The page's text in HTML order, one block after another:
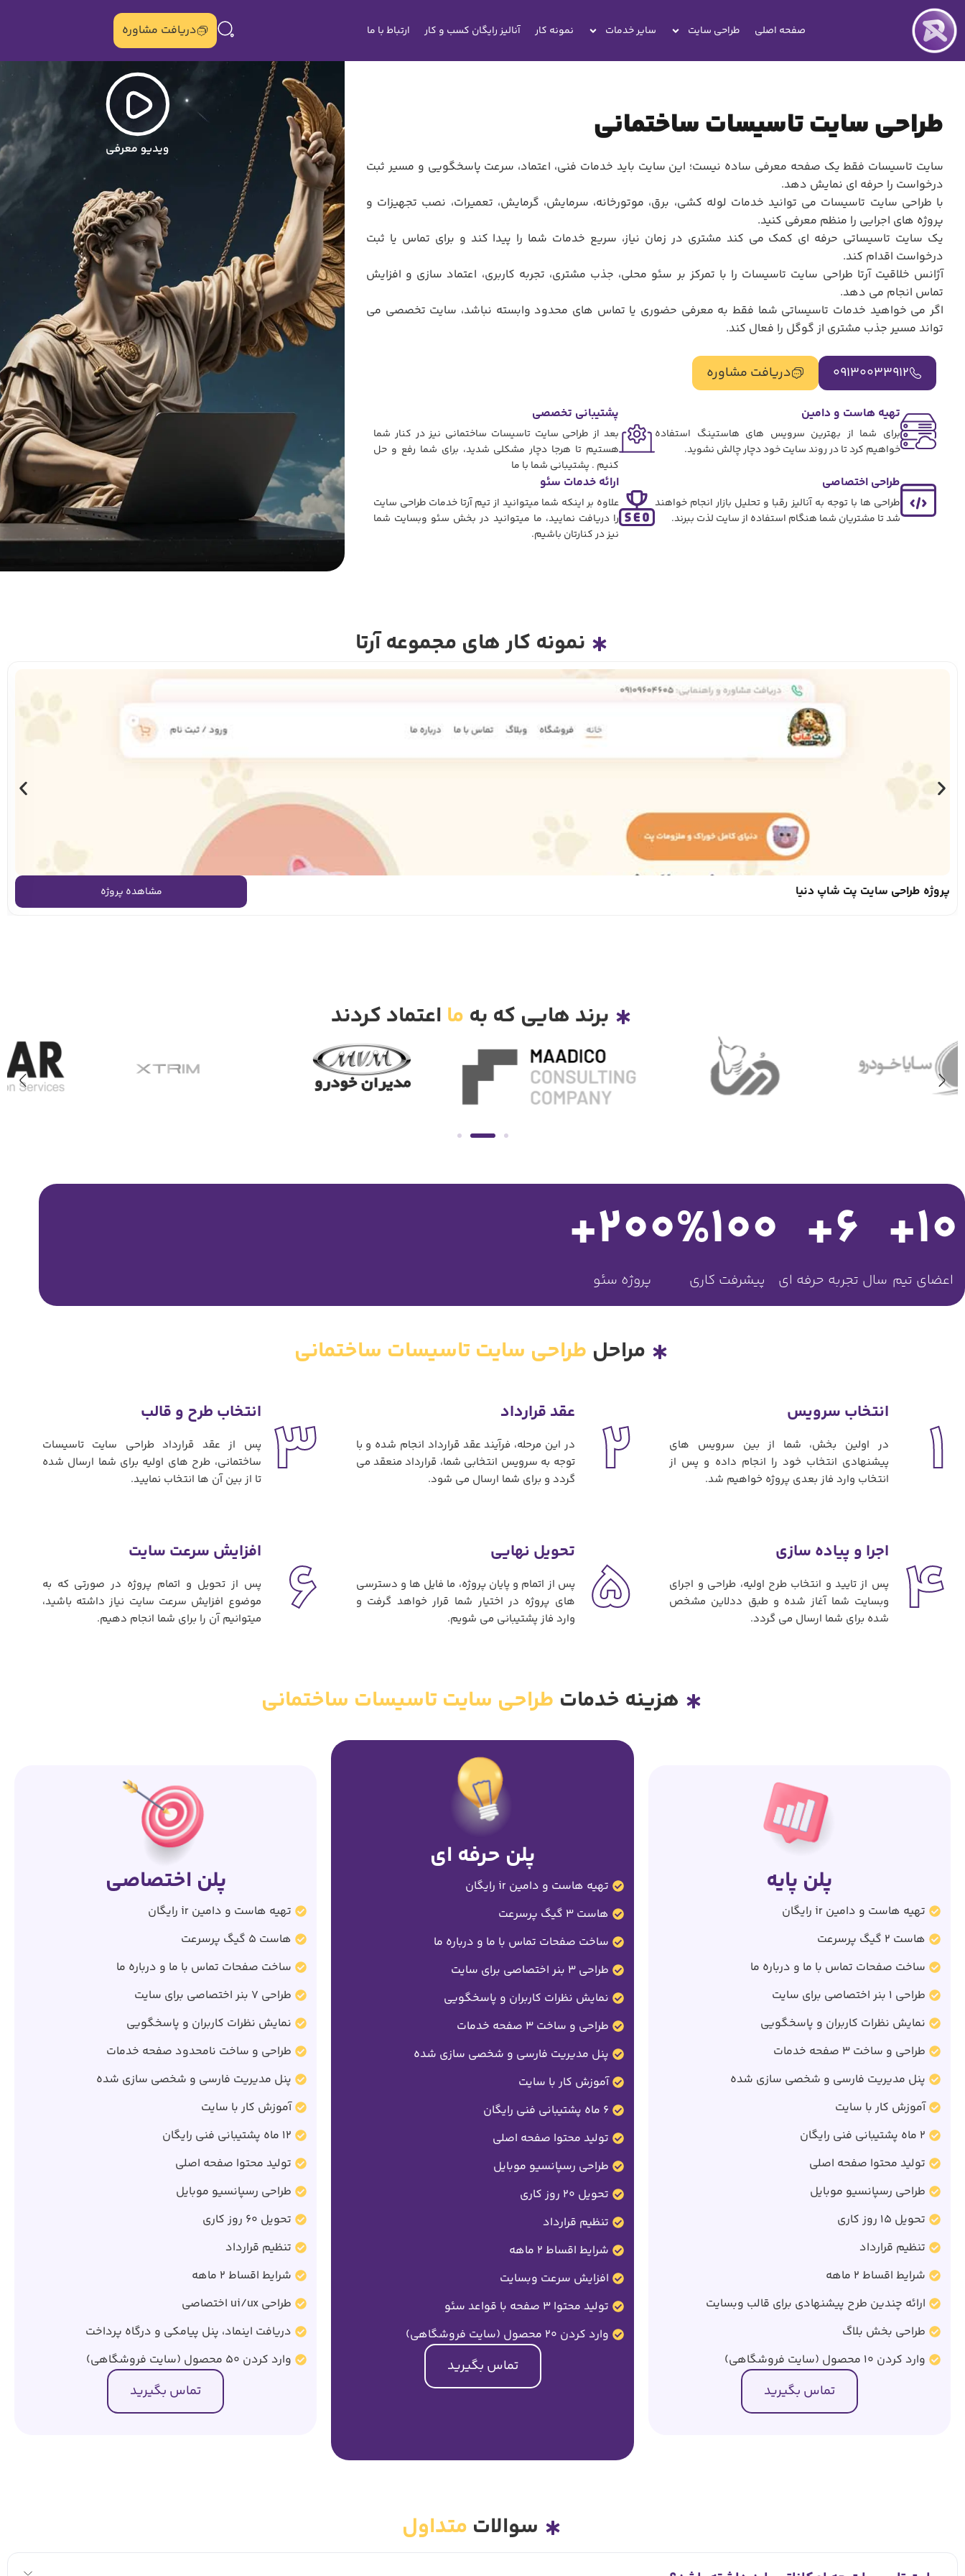
صفحه اصلی طراحی سایت سایر خدمات نمونه کار آنالیز رایگان کسب و کار ارتباط با ما دریافت مشاوره
طراحی سایت تاسیسات ساختمانی
سایت تاسیسات فقط یک صفحه معرفی ساده نیست؛ این سایت باید خدمات فنی، اعتماد، سرعت پاسخگویی و مسیر ثبت
درخواست را حرفه ای نمایش دهد.
با طراحی سایت تاسیسات می توانید خدمات لوله کشی، برق، موتورخانه، سرمایش، گرمایش، تعمیرات، نصب تجهیزات و
پروژه های اجرایی را منظم معرفی کنید.
یک سایت تاسیساتی حرفه ای کمک می کند مشتری در زمان نیاز، سریع خدمات شما را پیدا کند و برای تماس یا ثبت
درخواست اقدام کند.
آژانس خلاقیت آرتا طراحی سایت تاسیسات را با تمرکز بر سئو محلی، جذب مشتری، تجربه کاربری، اعتماد سازی و افزایش
تماس انجام می دهد.
اگر می خواهید خدمات تاسیساتی شما فقط به معرفی حضوری یا تماس های محدود وابسته نباشد، سایت تخصصی می
تواند مسیر جذب مشتری از گوگل را فعال کند.
09130033912 دریافت مشاوره
تهیه هاست و دامین
برای شما از بهترین سرویس های هاستینگ استفاده
خواهیم کرد تا در روند سایت خود دچار چالش نشوید.
پشتیبانی تخصصی
بعد از طراحی سایت تاسیسات ساختمانی نیز در کنار شما
هستیم تا هرجا دچار مشکلی شدید، برای شما رفع و حل
کنیم . پشتیبانی شما با ما
طراحی اختصاصی
طراحی ها با توجه به آنالیز رقبا و تحلیل بازار انجام خواهند
شد تا مشتریان شما هنگام استفاده از سایت لذت ببرند.
ارائه خدمات سئو
علاوه بر اینکه شما میتوانید از تیم آرتا خدمات طراحی سایت
را دریافت نمایید، ما میتوانید در بخش سئو وبسایت شما
نیز در کنارتان باشیم.
نمونه کار های مجموعه آرتا
پروژه طراحی سایت پت شاپ دنیا مشاهده پروژه
برند هایی که به ما اعتماد کردند
اعضای تیم
10
+
سال تجربه حرفه ای
6
+
پیشرفت کاری
100
%
پروژه سئو
200
+
مراحل طراحی سایت تاسیسات ساختمانی
1 انتخاب سرویس
در اولین بخش، شما از بین سرویس های
پیشنهادی انتخاب خود را انجام داده و پس از
انتخاب وارد فاز بعدی پروژه خواهیم شد.
2 عقد قرارداد
در این مرحله، فرآیند عقد قرارداد انجام شده و با
توجه به سرویس انتخابی شما، قرارداد منعقد می
گردد و برای شما ارسال می شود.
3 انتخاب طرح و قالب
پس از عقد قرارداد طراحی سایت تاسیسات
ساختمانی، طرح های اولیه برای شما ارسال شده
تا از بین آن ها انتخاب نمایید.
4 اجرا و پیاده سازی
پس از تایید و انتخاب طرح اولیه، طراحی و اجرای
وبسایت شما آغاز شده و طبق ددلاین مشخص
شده برای شما ارسال می گردد.
5 تحویل نهایی
پس از اتمام و پایان پروژه، ما فایل ها و دسترسی
های پروژه در اختیار شما قرار خواهد گرفت و
وارد فاز پشتیبانی می شویم.
6 افزایش سرعت سایت
پس از تحویل و اتمام پروژه در صورتی که به
موضوع افزایش سرعت سایت نیاز داشته باشید،
میتوانیم آن را برای شما انجام دهیم.
هزینه خدمات طراحی سایت تاسیسات ساختمانی
پلن پایه
تهیه هاست و دامین ir رایگان
هاست 2 گیگ پرسرعت
ساخت صفحات تماس با ما و درباره ما
طراحی 1 بنر اختصاصی برای سایت
نمایش نظرات کاربران و پاسخگویی
طراحی و ساخت 3 صفحه خدمات
پنل مدیریت فارسی و شخصی سازی شده
آموزش کار با سایت
2 ماه پشتیبانی فنی رایگان
تولید محتوا صفحه اصلی
طراحی رسپانسیو موبایل
تحویل 15 روز کاری
تنظیم قرارداد
شرایط اقساط 2 ماهه
ارائه چندین طرح پیشنهادی برای قالب وبسایت
طراحی بخش بلاگ
وارد کردن 10 محصول (سایت فروشگاهی)
تماس بگیرید
پلن حرفه ای
تهیه هاست و دامین ir رایگان
هاست 3 گیگ پرسرعت
ساخت صفحات تماس با ما و درباره ما
طراحی 3 بنر اختصاصی برای سایت
نمایش نظرات کاربران و پاسخگویی
طراحی و ساخت 3 صفحه خدمات
پنل مدیریت فارسی و شخصی سازی شده
آموزش کار با سایت
6 ماه پشتیبانی فنی رایگان
تولید محتوا صفحه اصلی
طراحی رسپانسیو موبایل
تحویل 20 روز کاری
تنظیم قرارداد
شرایط اقساط 2 ماهه
افزایش سرعت وبسایت
تولید محتوا 3 صفحه با قواعد سئو
وارد کردن 20 محصول (سایت فروشگاهی)
تماس بگیرید
پلن اختصاصی
تهیه هاست و دامین ir رایگان
هاست 5 گیگ پرسرعت
ساخت صفحات تماس با ما و درباره ما
طراحی 7 بنر اختصاصی برای سایت
نمایش نظرات کاربران و پاسخگویی
طراحی و ساخت نامحدود صفحه خدمات
پنل مدیریت فارسی و شخصی سازی شده
آموزش کار با سایت
12 ماه پشتیبانی فنی رایگان
تولید محتوا صفحه اصلی
طراحی رسپانسیو موبایل
تحویل 60 روز کاری
تنظیم قرارداد
شرایط اقساط 2 ماهه
طراحی ui/ux اختصاصی
دریافت اینماد، پنل پیامکی و درگاه پرداخت
وارد کردن 50 محصول (سایت فروشگاهی)
تماس بگیرید
سوالات متداول